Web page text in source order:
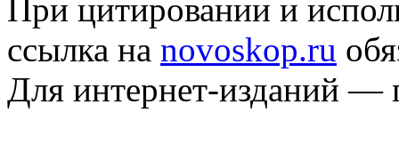
При цитировании и
ссылка на novoskop.ru
Для интернет-изданий —